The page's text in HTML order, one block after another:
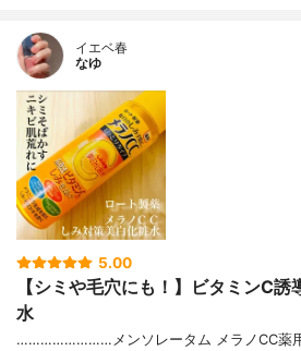
イエベ春
なゆ
5.00
【シミや毛穴にも！】ビタミンC
水
……………………メンソレータム メラノCC薬